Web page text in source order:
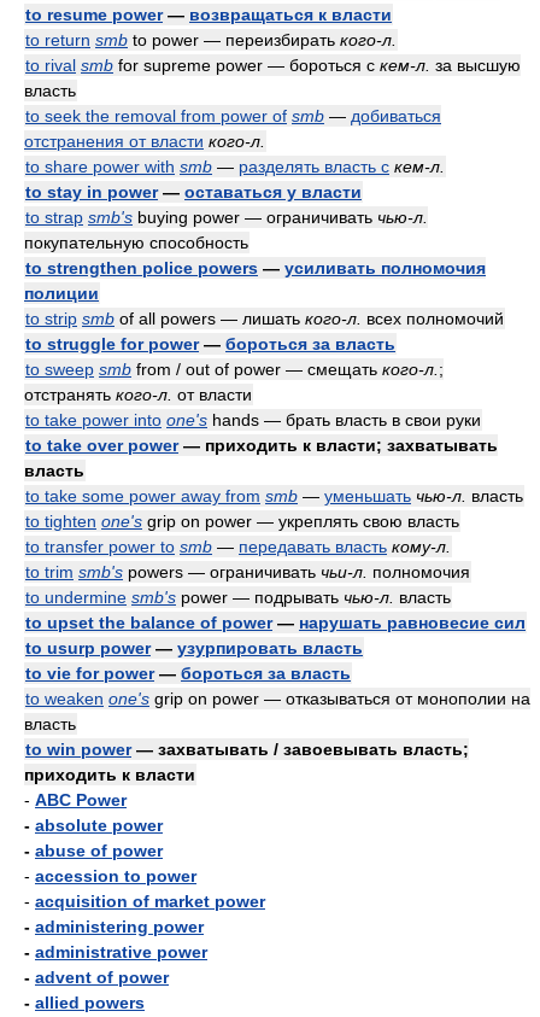
to resume power— возвращаться к власти
to return smb to power — переизбирать кого-л.
to rival smb for supreme power — бороться с кем-л. за высшую
власть
to seek the removal from power of smb — добиваться
отстранения от власти кого-л.
to share power with smb — разделять власть с кем-л.
to stay in power— оставаться у власти
to strap smb's buying power — ограничивать чью-л.
покупательную способность
to strengthen police powers — усиливать полномочия
полиции
to strip smb of all powers — лишать кого-л. всех полномочий
to struggle for power— бороться за власть
to sweep smb from / out of power — смещать кого-л. ;
отстранять кого-л. от власти
to take power into one's hands — брать власть в свои руки
to take over power— приходить к власти; захватывать
власть
to take some power away from smb — уменьшать чью-л. власть
to tighten one's grip on power — укреплять свою власть
to transfer power to smb — передавать власть кому-л.
to trim smb's powers — ограничивать чьи-л. полномочия
to undermine smb's power — подрывать чью-л. власть
to upset the balance of power— нарушать равновесие сил
to usurp power— узурпировать власть
to vie for power— бороться за власть
to weaken one's grip on power — отказываться от монополии на
власть
to win power— захватывать / завоевывать власть;
приходить к власти
- ABC Power
- absolute power
- abuse of power
- accession to power
- acquisition of market power
- administering power
- administrative power
- advent of power
- allied powers